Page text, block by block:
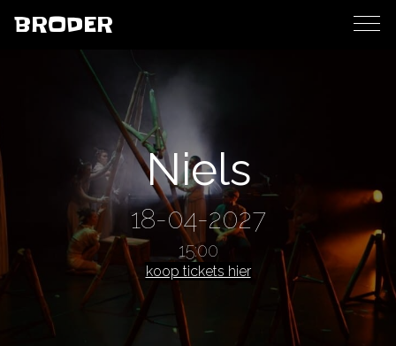
BRODER
Niels
18-04-2027
15:00
koop tickets hier